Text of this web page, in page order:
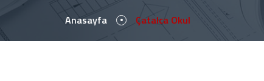
Anasayfa Çatalca Okul